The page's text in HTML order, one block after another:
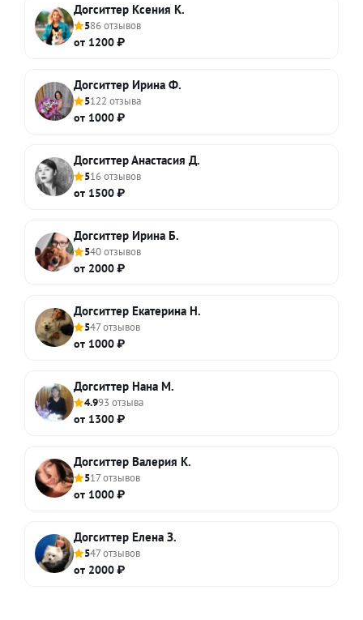
Догситтер Ксения К.
586 отзывов
от 1200 ₽
Догситтер Ирина Ф.
5122 отзыва
от 1000 ₽
Догситтер Анастасия Д.
516 отзывов
от 1500 ₽
Догситтер Ирина Б.
540 отзывов
от 2000 ₽
Догситтер Екатерина Н.
547 отзывов
от 1000 ₽
Догситтер Нана М.
4.993 отзыва
от 1300 ₽
Догситтер Валерия К.
517 отзывов
от 1000 ₽
Догситтер Елена З.
547 отзывов
от 2000 ₽